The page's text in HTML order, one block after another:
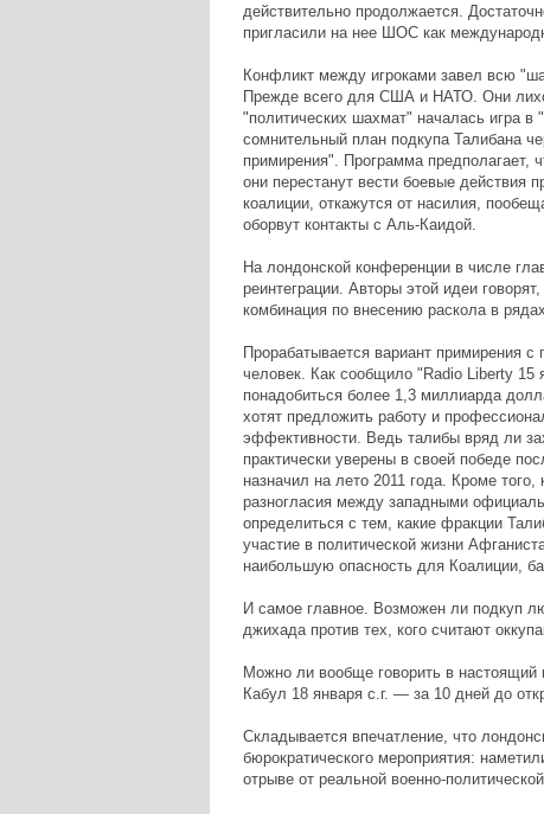
действительно продолжается.
пригласили на нее ШОС как
Конфликт между игроками завел всю
Прежде всего для США и НАТО. Они
"политических шахмат" началась игра в
сомнительный план подкупа Талибана
примирения". Программа
они перестанут вести боевые действия
коалиции, откажутся от насилия,
оборвут контакты с Аль-Каидой.
На лондонской конференции в числе
реинтеграции. Авторы этой идеи
комбинация по внесению раскола в
Прорабатывается вариант примирения
человек. Как сообщило "Radio Liberty 15
понадобиться более 1,3 миллиарда
хотят предложить работу и
эффективности. Ведь талибы вряд ли
практически уверены в своей победе
назначил на лето 2011 года. Кроме
разногласия между западными
определиться с тем, какие фракции
участие в политической жизни
наибольшую опасность для Коалиции,
И самое главное. Возможен ли подкуп
джихада против тех, кого считают
Можно ли вообще говорить в настоящий
Кабул 18 января с.г. — за 10 дней до
Складывается впечатление, что
бюрократического мероприятия:
отрыве от реальной военно-